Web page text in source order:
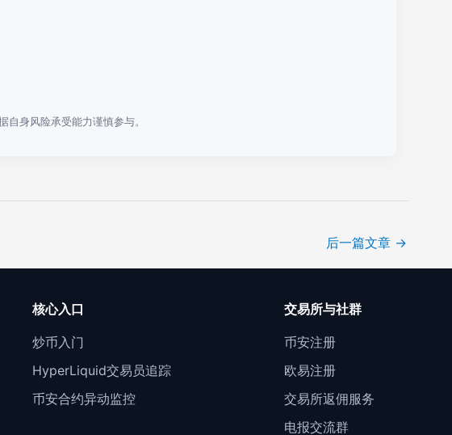
自身风险承受能力谨慎参与。
后一篇文章 →
核心入口
炒币入门
HyperLiquid交易员追踪
币安合约异动监控
交易所与社群
币安注册
欧易注册
交易所返佣服务
电报交流群